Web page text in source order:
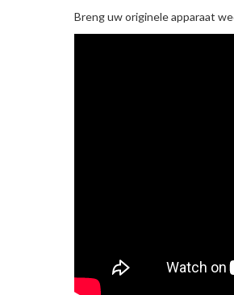
Breng uw originele apparaat